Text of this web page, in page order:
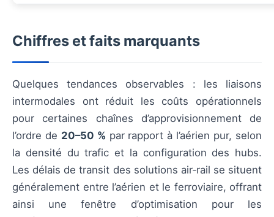
Chiffres et faits marquants
Quelques tendances observables : les liaisons
intermodales ont réduit les coûts opérationnels
pour certaines chaînes d’approvisionnement de
l’ordre de 20–50 % par rapport à l’aérien pur, selon
la densité du trafic et la configuration des hubs.
Les délais de transit des solutions air‑rail se situent
généralement entre l’aérien et le ferroviaire, offrant
ainsi une fenêtre d’optimisation pour les